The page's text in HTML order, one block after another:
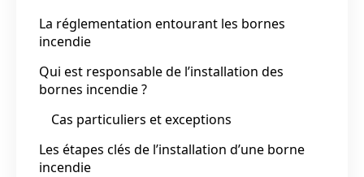
La réglementation entourant les bornes
incendie
Qui est responsable de l’installation des
bornes incendie ?
Cas particuliers et exceptions
Les étapes clés de l’installation d’une borne
incendie